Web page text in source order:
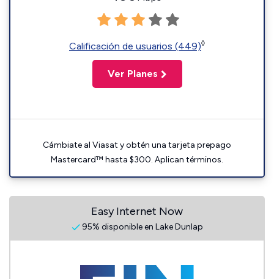
Calificación de usuarios (449)◊
Ver Planes
Cámbiate al Viasat y obtén una tarjeta prepago
Mastercard™ hasta $300. Aplican términos.
Easy Internet Now
95% disponible en Lake Dunlap